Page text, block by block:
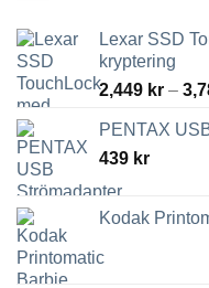
Lexar SSD
kryptering
2,449 kr –
PENTAX
439 kr
Kodak